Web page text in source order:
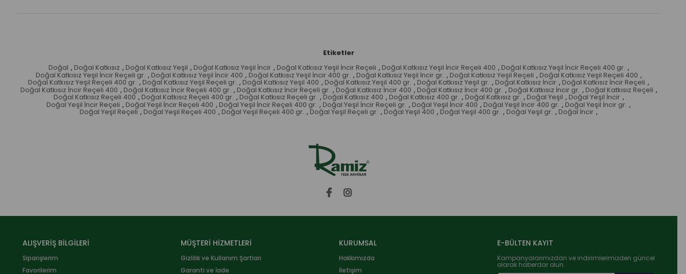
Etiketler
Doğal , Doğal Katkısız , Doğal Katkısız Yeşil , Doğal Katkısız Yeşil İncir , Doğal Katkısız Yeşil İncir Reçeli , Doğal Katkısız Yeşil İncir Reçeli 400 , Doğal Katkısız Yeşil İncir Reçeli 400 gr. ,
Doğal Katkısız Yeşil İncir Reçeli gr. , Doğal Katkısız Yeşil İncir 400 , Doğal Katkısız Yeşil İncir 400 gr. , Doğal Katkısız Yeşil İncir gr. , Doğal Katkısız Yeşil Reçeli , Doğal Katkısız Yeşil Reçeli 400 ,
Doğal Katkısız Yeşil Reçeli 400 gr. , Doğal Katkısız Yeşil Reçeli gr. , Doğal Katkısız Yeşil 400 , Doğal Katkısız Yeşil 400 gr. , Doğal Katkısız Yeşil gr. , Doğal Katkısız İncir , Doğal Katkısız İncir Reçeli ,
Doğal Katkısız İncir Reçeli 400 , Doğal Katkısız İncir Reçeli 400 gr. , Doğal Katkısız İncir Reçeli gr. ,Doğal Katkısız İncir 400 , Doğal Katkısız İncir 400 gr. , Doğal Katkısız İncir gr. , Doğal Katkısız Reçeli ,
Doğal Katkısız Reçeli 400 , Doğal Katkısız Reçeli 400 gr. , Doğal Katkısız Reçeli gr. , Doğal Katkısız 400 , Doğal Katkısız 400 gr. , Doğal Katkısız gr. , Doğal Yeşil , Doğal Yeşil İncir ,
Doğal Yeşil İncir Reçeli , Doğal Yeşil İncir Reçeli 400 , Doğal Yeşil İncir Reçeli 400 gr. , Doğal Yeşil İncir Reçeli gr. , Doğal Yeşil İncir 400 , Doğal Yeşil İncir 400 gr. , Doğal Yeşil İncir gr. ,
Doğal Yeşil Reçeli , Doğal Yeşil Reçeli 400 , Doğal Yeşil Reçeli 400 gr. , Doğal Yeşil Reçeli gr. , Doğal Yeşil 400 , Doğal Yeşil 400 gr. , Doğal Yeşil gr. , Doğal İncir ,
ALIŞVERİŞ BİLGİLERİ
Siparişlerim
Favorilerim
MÜŞTERİ HİZMETLERİ
Gizlilik ve Kullanım Şartları
Garanti ve İade
KURUMSAL
Hakkımızda
İletişim
E-BÜLTEN KAYIT
Kampanyalarımızdan ve indirimlerimizden güncel
olarak haberdar olun.